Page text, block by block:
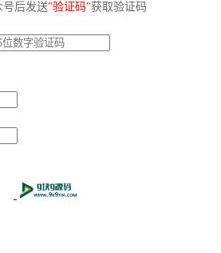
号后发送"验证码"获取验证码